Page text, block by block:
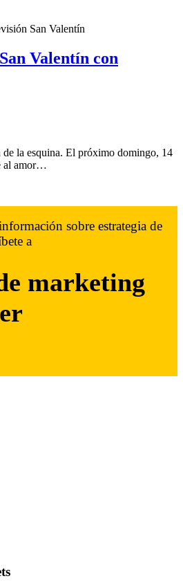
San Valentín
Valentín con
de la esquina. El próximo domingo, 14
al amor…
sobre estrategia de
a
marketing